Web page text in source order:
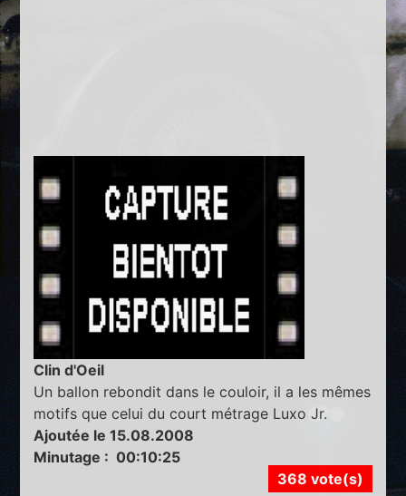
Clin d'Oeil
Un ballon rebondit dans le couloir, il a les mêmes
motifs que celui du court métrage Luxo Jr.
Ajoutée le 15.08.2008
Minutage : 00:10:25
368 vote(s)